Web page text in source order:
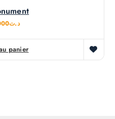
د.ت
panier